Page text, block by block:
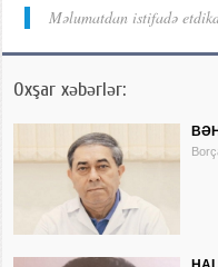
Məlumatdan istifadə
Oxşar xəbərlər: